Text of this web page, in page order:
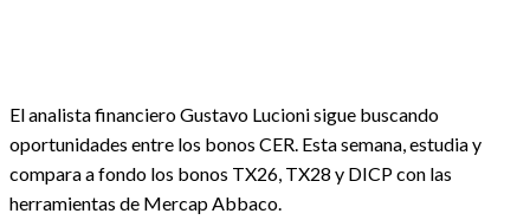
El analista financiero Gustavo Lucioni sigue buscando
oportunidades entre los bonos CER. Esta semana, estudia y
compara a fondo los bonos TX26, TX28 y DICP con las
herramientas de Mercap Abbaco.